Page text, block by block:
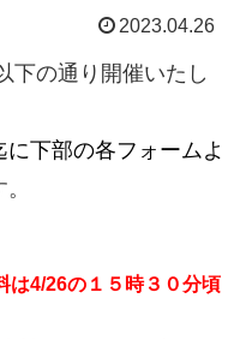
2023.04.26
下の通り開催いたし
に下部の各フォームよ
は4/26の１５時３０分頃